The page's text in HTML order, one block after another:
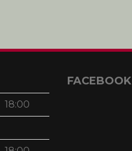
18:00
FACEBOOK